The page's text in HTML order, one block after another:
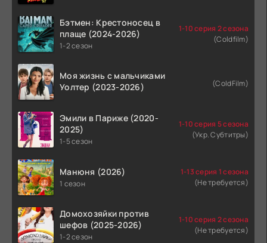
Бэтмен: Крестоносец в
плаще (2024-2026)
1-2 сезон
1-10 серия 2 сезона
(Coldfilm)
Моя жизнь с мальчиками
Уолтер (2023-2026)
(ColdFilm)
Эмили в Париже (2020-
2025)
1-5 сезон
1-10 серия 5 сезона
(Укр. Субтитры)
Манюня (2026)
1 сезон
1-13 серия 1 сезона
(Не требуется)
Домохозяйки против
шефов (2025-2026)
1-2 сезон
1-10 серия 2 сезона
(Не требуется)